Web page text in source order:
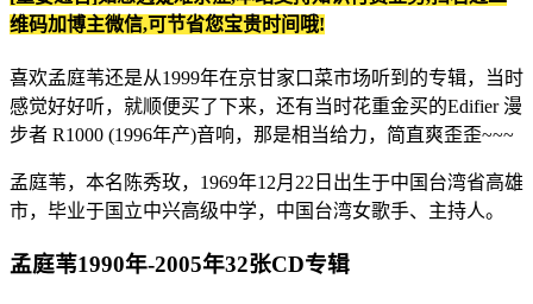
维码加博主微信,可节省您宝贵时间哦!
喜欢孟庭苇还是从1999年在京甘家口菜市场听到的专辑，当时
感觉好好听，就顺便买了下来，还有当时花重金买的Edifier 漫
步者 R1000 (1996年产)音响，那是相当给力，简直爽歪歪~~~
孟庭苇，本名陈秀玫，1969年12月22日出生于中国台湾省高雄
市，毕业于国立中兴高级中学，中国台湾女歌手、主持人。
孟庭苇1990年-2005年32张CD专辑